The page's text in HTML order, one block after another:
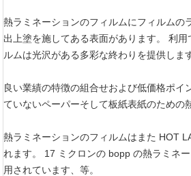
熱ラミネーションのフィルムにフィルムの
出上塗を施してある表面があります。 利
ルムは光沢がある多彩な終わりを提供し
良い業績の特徴の組合せおよび低価格ポ
ていないペーパーそして板紙表紙のため
熱ラミネーションのフィルムはまた HOT
れます。 17 ミクロンの bopp の熱ラミネ
用されています、等。